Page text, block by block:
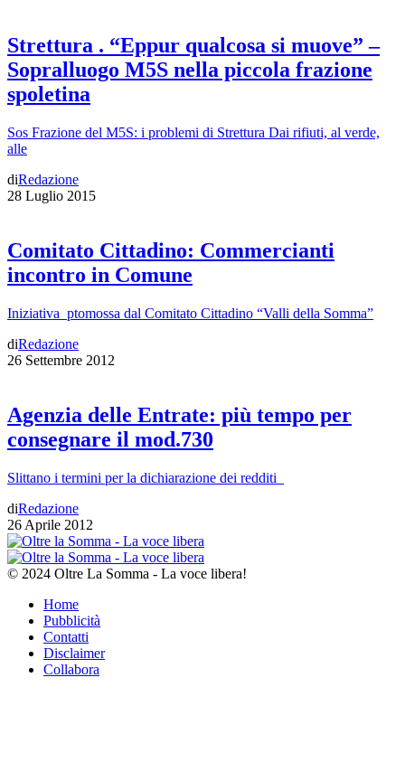
Strettura . “Eppur qualcosa si muove” –
Sopralluogo M5S nella piccola frazione
spoletina
Sos Frazione del M5S: i problemi di Strettura Dai rifiuti, al verde,
alle
diRedazione
28 Luglio 2015
Comitato Cittadino: Commercianti
incontro in Comune
Iniziativa ptomossa dal Comitato Cittadino “Valli della Somma”
diRedazione
26 Settembre 2012
Agenzia delle Entrate: più tempo per
consegnare il mod.730
Slittano i termini per la dichiarazione dei redditi
diRedazione
26 Aprile 2012
© 2024 Oltre La Somma - La voce libera!
Home
Pubblicità
Contatti
Disclaimer
Collabora